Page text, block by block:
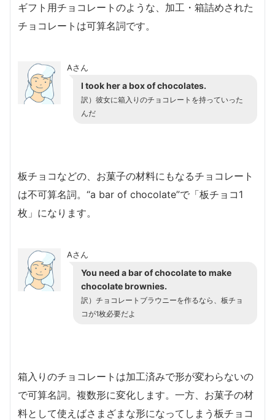
ギフト用チョコレートのような、加工・箱詰めされた
チョコレートは可算名詞です。
Aさん
I took her a box of chocolates.
訳） 彼女に箱入りのチョコレートを持っていった
んだ
板チョコなどの、お菓子の材料にもなるチョコレート
は不可算名詞。“a bar of chocolate”で「板チョコ1
枚」になります。
Aさん
You need a bar of chocolate to make
chocolate brownies.
訳） チョコレートブラウニーを作るなら、板チョ
コが1枚必要だよ
箱入りのチョコレートは加工済みで形が変わらないの
で可算名詞。複数形に変化します。一方、お菓子の材
料として使えばさまざまな形になってしまう板チョコ